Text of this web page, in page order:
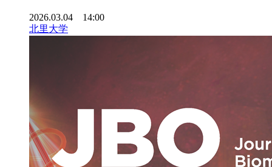
2026.03.04 14:00
北里大学